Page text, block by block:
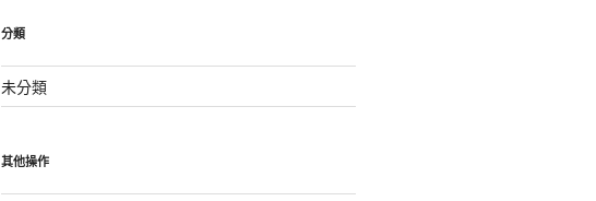
分類
未分類
其他操作